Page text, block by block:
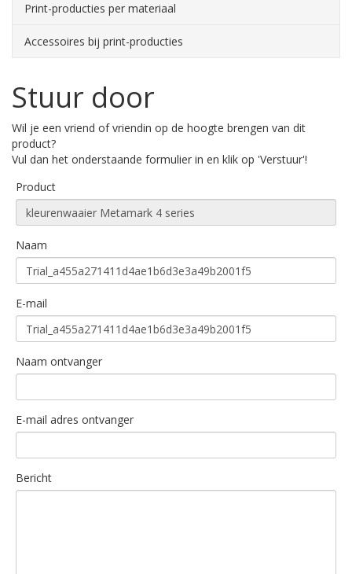
Print-producties per materiaal
Accessoires bij print-producties
Stuur door
Wil je een vriend of vriendin op de hoogte brengen van dit
product?
Vul dan het onderstaande formulier in en klik op 'Verstuur'!
Product
Naam
E-mail
Naam ontvanger
E-mail adres ontvanger
Bericht